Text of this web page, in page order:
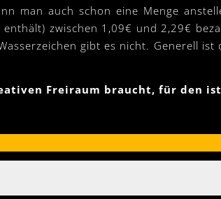
man auch schon eine Menge
zwischen 1,09€ und 2,29€
gibt es nicht. Generell
Freiraum braucht, für den